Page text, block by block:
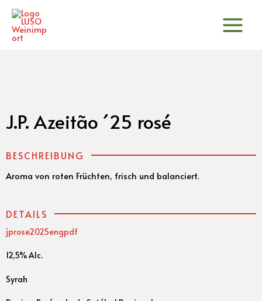
Zum
Inhalt
springen
J.P. Azeitão ´25 rosé
BESCHREIBUNG
Aroma von roten Früchten, frisch und balanciert.
DETAILS
jprose2025engpdf
12,5% Alc.
Syrah